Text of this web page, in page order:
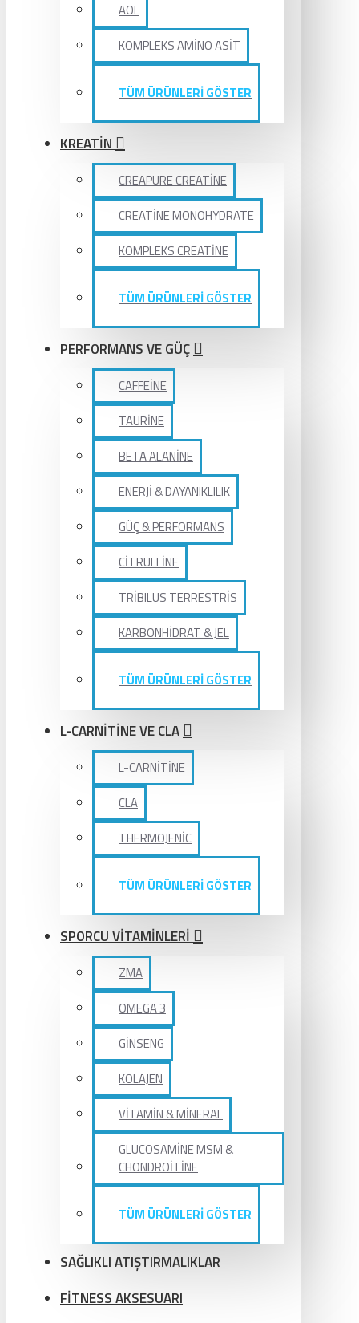
AOL
KOMPLEKS AMİNO ASİT
TÜM ÜRÜNLERİ GÖSTER
KREATİN
CREAPURE CREATİNE
CREATİNE MONOHYDRATE
KOMPLEKS CREATİNE
TÜM ÜRÜNLERİ GÖSTER
PERFORMANS VE GÜÇ
CAFFEİNE
TAURİNE
BETA ALANİNE
ENERJİ & DAYANIKLILIK
GÜÇ & PERFORMANS
CİTRULLİNE
TRİBILUS TERRESTRİS
KARBONHİDRAT & JEL
TÜM ÜRÜNLERİ GÖSTER
L-CARNİTİNE VE CLA
L-CARNİTİNE
CLA
THERMOJENİC
TÜM ÜRÜNLERİ GÖSTER
SPORCU VİTAMİNLERİ
ZMA
OMEGA 3
GİNSENG
KOLAJEN
VİTAMİN & MİNERAL
GLUCOSAMİNE MSM &
CHONDROİTİNE
TÜM ÜRÜNLERİ GÖSTER
SAĞLIKLI ATIŞTIRMALIKLAR
FİTNESS AKSESUARI